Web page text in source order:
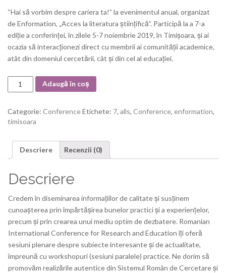
“Hai să vorbim despre cariera ta!” la evenimentul anual, organizat
de Enformation, „Acces la literatura științifică”. Participă la a 7-a
ediție a conferinței, în zilele 5-7 noiembrie 2019, în Timișoara, și ai
ocazia să interacționezi direct cu membrii ai comunității academice,
atât din domeniul cercetării, cât și din cel al educației.
Cantitate Adaugă în coș
Categorie: ConferenceEtichete: 7, alls, Conference, enformation,
timisoara
Descriere Recenzii (0)
Descriere
Credem în diseminarea informațiilor de calitate și susținem
cunoașterea prin împărtășirea bunelor practici și a experiențelor,
precum și prin crearea unui mediu optim de dezbatere. Romanian
International Conference for Research and Education îți oferă
sesiuni plenare despre subiecte interesante și de actualitate,
împreună cu workshopuri (sesiuni paralele) practice. Ne dorim să
promovăm realizările autentice din Sistemul Român de Cercetare și